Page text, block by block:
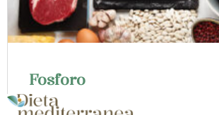
Fosforo